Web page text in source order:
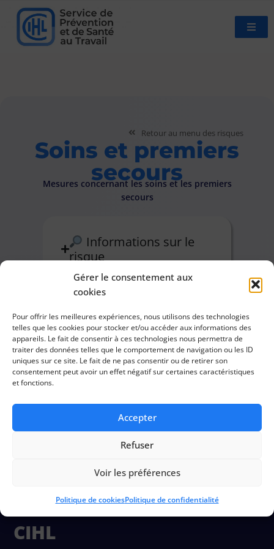
Gérer le consentement aux
cookies
Pour offrir les meilleures expériences, nous utilisons des technologies
telles que les cookies pour stocker et/ou accéder aux informations des
appareils. Le fait de consentir à ces technologies nous permettra de
traiter des données telles que le comportement de navigation ou les ID
uniques sur ce site. Le fait de ne pas consentir ou de retirer son
consentement peut avoir un effet négatif sur certaines caractéristiques
et fonctions.
Accepter
Refuser
Voir les préférences
Politique de cookiesPolitique de confidentialité
Retour au menu des risques
Soins et premiers
secours
Mesures concernant les soins et les premiers
secours
Informations sur le
risque
Préconisations
Documentation
CIHL